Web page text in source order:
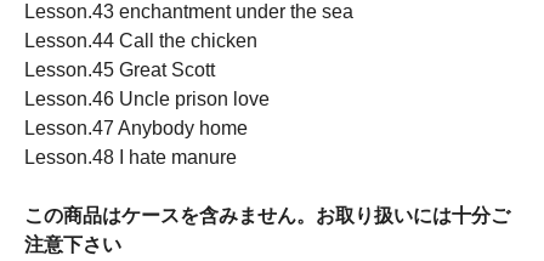
Lesson.43 enchantment under the sea
Lesson.44 Call the chicken
Lesson.45 Great Scott
Lesson.46 Uncle prison love
Lesson.47 Anybody home
Lesson.48 I hate manure
この商品はケースを含みません。お取り扱いには十分ご
注意下さい